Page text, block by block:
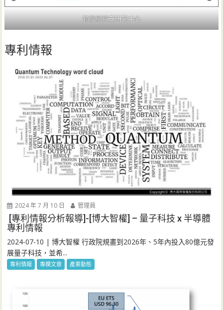
物聯網資安研究中心
專利情報
2024 年 7 月 10 日 管理員
[專利情報分析報導]-[博大智權] – 量子科技 x 半導體
專利情報
2024-07-10 | 博大智權 行政院規畫到2026年、5年內投入80億元發
展量子科技，並希...
專利情報 專欄文章 產業動態